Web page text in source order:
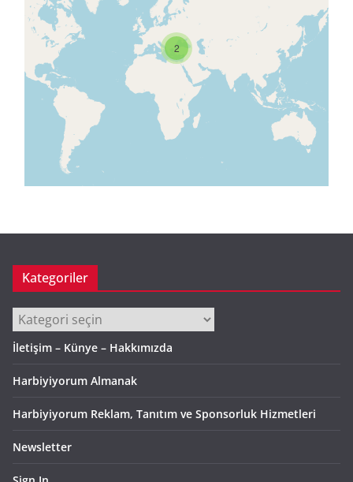
2
Kategoriler
Kategoriler
İletişim – Künye – Hakkımızda
Harbiyiyorum Almanak
Harbiyiyorum Reklam, Tanıtım ve Sponsorluk Hizmetleri
Newsletter